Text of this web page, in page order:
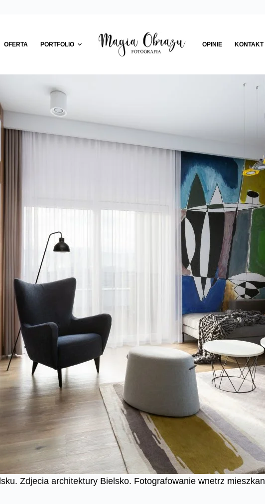
OFERTA PORTFOLIO OPINIE KONTAKT
Zdjecia architektury Bielsko. Fotografowanie wnetrz